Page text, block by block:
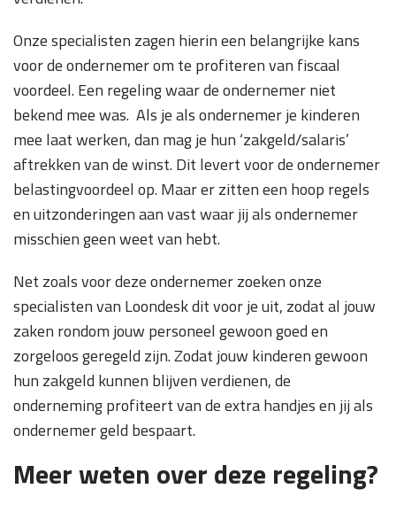
Onze specialisten zagen hierin een belangrijke kans
voor de ondernemer om te profiteren van fiscaal
voordeel. Een regeling waar de ondernemer niet
bekend mee was. Als je als ondernemer je kinderen
mee laat werken, dan mag je hun ‘zakgeld/salaris’
aftrekken van de winst. Dit levert voor de ondernemer
belastingvoordeel op. Maar er zitten een hoop regels
en uitzonderingen aan vast waar jij als ondernemer
misschien geen weet van hebt.
Net zoals voor deze ondernemer zoeken onze
specialisten van Loondesk dit voor je uit, zodat al jouw
zaken rondom jouw personeel gewoon goed en
zorgeloos geregeld zijn. Zodat jouw kinderen gewoon
hun zakgeld kunnen blijven verdienen, de
onderneming profiteert van de extra handjes en jij als
ondernemer geld bespaart.
Meer weten over deze regeling?